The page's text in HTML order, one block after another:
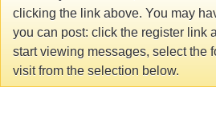
clicking the link above. You may
you can post: click the register link
start viewing messages, select the
visit from the selection below.